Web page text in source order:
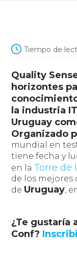
Tiempo de
Quality
horizontes
la industria
Uruguay
Organizado
mundial en
tiene fecha y
en laTorre de
de los mejores
de Uruguay,
¿Te gustaría
Conf?